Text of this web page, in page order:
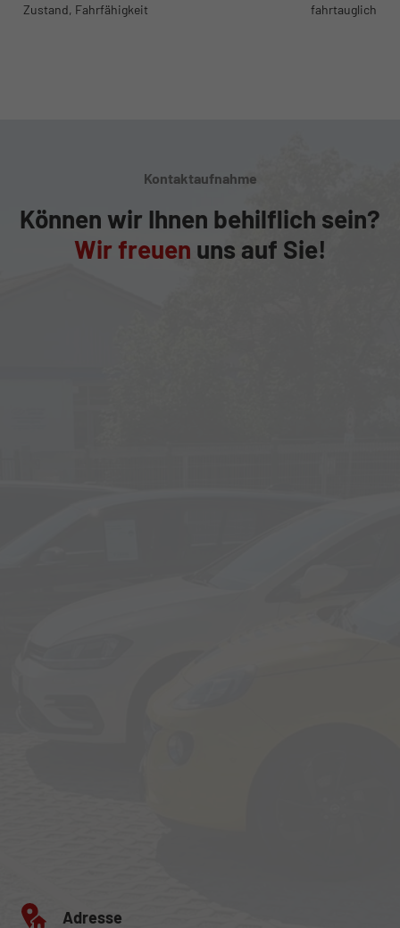
Zustand, Fahrfähigkeit
fahrtauglich
Kontaktaufnahme
Können wir Ihnen behilflich sein?
Wir freuen uns auf Sie!
Adresse